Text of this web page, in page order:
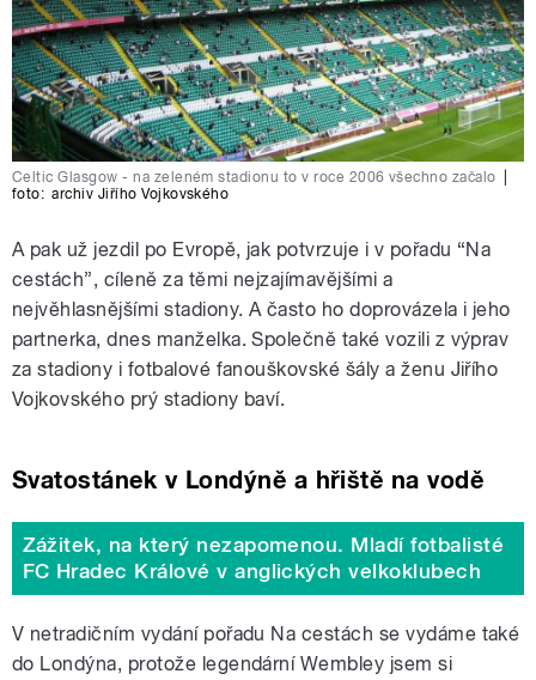
Celtic Glasgow - na zeleném stadionu to v roce 2006 všechno začalo
foto: archiv Jiřího Vojkovského
A pak už jezdil po Evropě, jak potvrzuje i v pořadu “Na
cestách”, cíleně za těmi nejzajímavějšími a
nejvěhlasnějšími stadiony. A často ho doprovázela i jeho
partnerka, dnes manželka. Společně také vozili z výprav
za stadiony i fotbalové fanouškovské šály a ženu Jiřího
Vojkovského prý stadiony baví.
Svatostánek v Londýně a hřiště na vodě
Zážitek, na který nezapomenou. Mladí fotbalisté
FC Hradec Králové v anglických velkoklubech
V netradičním vydání pořadu Na cestách se vydáme také
do Londýna, protože legendární Wembley jsem si